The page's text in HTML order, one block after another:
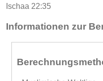
Ischaa 22:35
Informationen zur